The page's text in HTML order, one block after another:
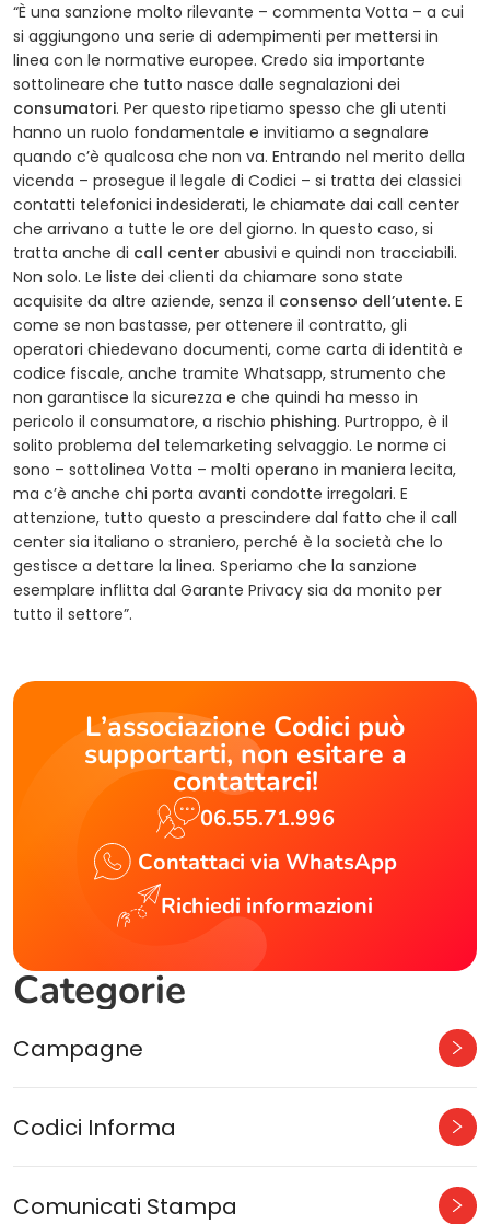
“È una sanzione molto rilevante – commenta Votta – a cui
si aggiungono una serie di adempimenti per mettersi in
linea con le normative europee. Credo sia importante
sottolineare che tutto nasce dalle segnalazioni dei
consumatori. Per questo ripetiamo spesso che gli utenti
hanno un ruolo fondamentale e invitiamo a segnalare
quando c’è qualcosa che non va. Entrando nel merito della
vicenda – prosegue il legale di Codici – si tratta dei classici
contatti telefonici indesiderati, le chiamate dai call center
che arrivano a tutte le ore del giorno. In questo caso, si
tratta anche di call center abusivi e quindi non tracciabili.
Non solo. Le liste dei clienti da chiamare sono state
acquisite da altre aziende, senza il consenso dell’utente. E
come se non bastasse, per ottenere il contratto, gli
operatori chiedevano documenti, come carta di identità e
codice fiscale, anche tramite Whatsapp, strumento che
non garantisce la sicurezza e che quindi ha messo in
pericolo il consumatore, a rischio phishing. Purtroppo, è il
solito problema del telemarketing selvaggio. Le norme ci
sono – sottolinea Votta – molti operano in maniera lecita,
ma c’è anche chi porta avanti condotte irregolari. E
attenzione, tutto questo a prescindere dal fatto che il call
center sia italiano o straniero, perché è la società che lo
gestisce a dettare la linea. Speriamo che la sanzione
esemplare inflitta dal Garante Privacy sia da monito per
tutto il settore”.
L’associazione Codici può
supportarti, non esitare a
contattarci!
06.55.71.996
Contattaci via WhatsApp
Richiedi informazioni
Categorie
Campagne
Codici Informa
Comunicati Stampa